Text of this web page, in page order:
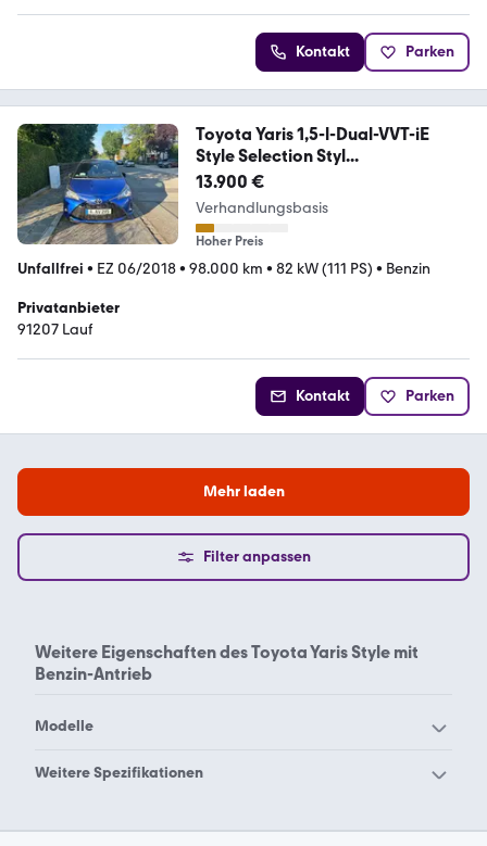
Kontakt Parken
Toyota Yaris 1,5-l-Dual-VVT-iE
Style Selection Styl...
13.900 €
Verhandlungsbasis
Hoher Preis
Unfallfrei • EZ 06/2018• 98.000 km • 82 kW (111 PS) • Benzin
Privatanbieter
91207 Lauf
Kontakt Parken
Mehr laden
Filter anpassen
Weitere Eigenschaften desToyota Yaris Style mit
Benzin-Antrieb
Modelle
Toyota 4-Runner
Weitere Spezifikationen